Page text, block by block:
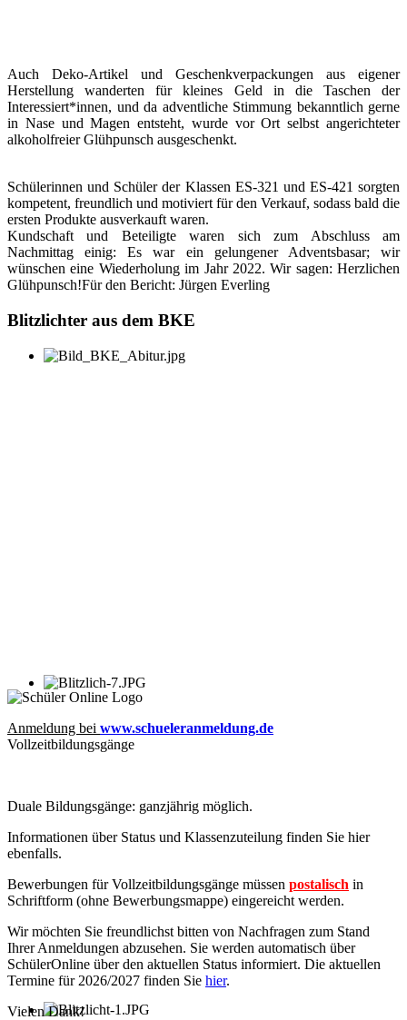
Auch Deko-Artikel und Geschenkverpackungen aus eigener
Herstellung wanderten für kleines Geld in die Taschen der
Interessiert*innen, und da adventliche Stimmung bekanntlich gerne
in Nase und Magen entsteht, wurde vor Ort selbst angerichteter
alkoholfreier Glühpunsch ausgeschenkt.
Schülerinnen und Schüler der Klassen ES-321 und ES-421 sorgten
kompetent, freundlich und motiviert für den Verkauf, sodass bald die
ersten Produkte ausverkauft waren.
Kundschaft und Beteiligte waren sich zum Abschluss am
Nachmittag einig: Es war ein gelungener Adventsbasar; wir
wünschen eine Wiederholung im Jahr 2022. Wir sagen: Herzlichen
Glühpunsch!Für den Bericht: Jürgen Everling
Blitzlichter aus dem BKE
Anmeldung bei www.schueleranmeldung.de
Vollzeitbildungsgänge
Duale Bildungsgänge: ganzjährig möglich.
Informationen über Status und Klassenzuteilung finden Sie hier
ebenfalls.
Bewerbungen für Vollzeitbildungsgänge müssen postalisch in
Schriftform (ohne Bewerbungsmappe) eingereicht werden.
Wir möchten Sie freundlichst bitten von Nachfragen zum Stand
Ihrer Anmeldungen abzusehen. Sie werden automatisch über
SchülerOnline über den aktuellen Status informiert. Die aktuellen
Termine für 2026/2027 finden Sie hier.
Vielen Dank!